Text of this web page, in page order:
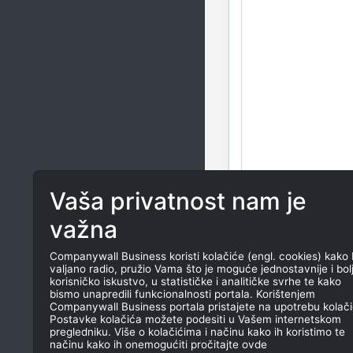
Vaša privatnost nam je
važna
Companywall Business koristi kolačiće (engl. cookies) kako
valjano radio, pružio Vama što je moguće jednostavnije i
korisničko iskustvo, u statističke i analitičke svrhe te kako
bismo unapredili funkcionalnosti portala. Korištenjem
Companywall Business portala pristajete na upotrebu
Postavke kolačića možete podesiti u Vašem internetskom
pregledniku. Više o kolačićima i načinu kako ih koristimo te
načinu kako ih onemogućiti pročitajte ovde